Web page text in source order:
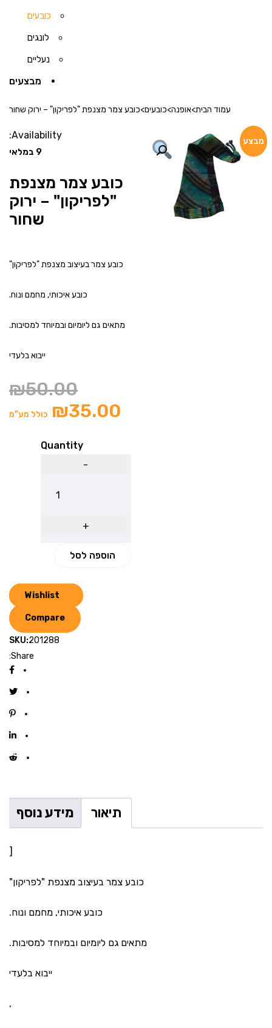
כובעים
לונגים
נעליים
מבצעים
עמוד הבית>אופנה>כובעים>כובע צמר מצנפת "לפריקון" – ירוק שחור
מבצע
Availability:
9 במלאי
כובע צמר מצנפת
"לפריקון" – ירוק
שחור
כובע צמר בעיצוב מצנפת "לפריקון"
כובע איכותי, מחמם ונוח.
מתאים גם ליומיום ובמיוחד למסיבות.
ייבוא בלעדי
₪50.00
₪35.00 כולל מע"מ
Quantity
הוספה לסל
Wishlist
Compare
SKU:201288
Share:
תיאור מידע נוסף
[
כובע צמר בעיצוב מצנפת "לפריקון"
כובע איכותי, מחמם ונוח.
מתאים גם ליומיום ובמיוחד למסיבות.
ייבוא בלעדי
,